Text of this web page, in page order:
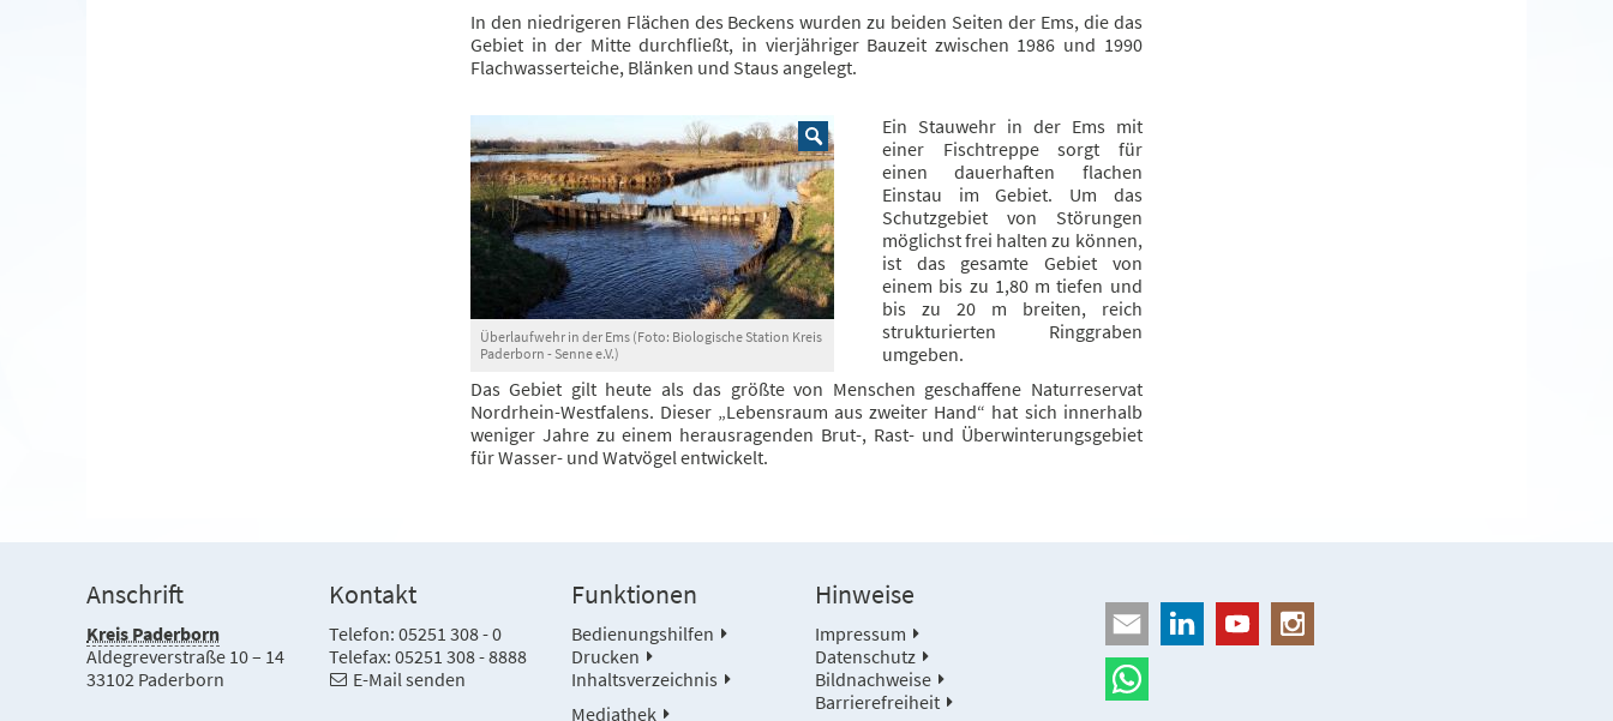
In den niedrigeren Flächen des Beckens wurden zu beiden Seiten der Ems, die das
Gebiet in der Mitte durchfließt, in vierjähriger Bauzeit zwischen 1986 und 1990
Flachwasserteiche, Blänken und Staus angelegt.
Überlaufwehr in der Ems (Foto: Biologische Station Kreis
Paderborn - Senne e.V.)
Ein Stauwehr in der Ems mit
einer Fischtreppe sorgt für
einen dauerhaften flachen
Einstau im Gebiet. Um das
Schutzgebiet von Störungen
möglichst frei halten zu können,
ist das gesamte Gebiet von
einem bis zu 1,80 m tiefen und
bis zu 20 m breiten, reich
strukturierten Ringgraben
umgeben.
Das Gebiet gilt heute als das größte von Menschen geschaffene Naturreservat
Nordrhein-Westfalens. Dieser „Lebensraum aus zweiter Hand“ hat sich innerhalb
weniger Jahre zu einem herausragenden Brut-, Rast- und Überwinterungsgebiet
für Wasser- und Watvögel entwickelt.
Anschrift
Kreis Paderborn
Aldegreverstraße 10 – 14
33102 Paderborn
Kontakt
Telefon: 05251 308 - 0
Telefax: 05251 308 - 8888
E-Mail senden
Funktionen
Bedienungshilfen
Drucken
Inhaltsverzeichnis
Mediathek
Hinweise
Impressum
Datenschutz
Bildnachweise
Barrierefreiheit